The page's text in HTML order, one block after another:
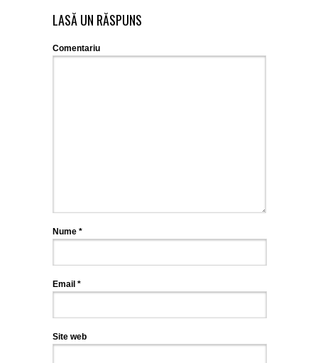
LASĂ UN RĂSPUNS
Comentariu
Nume *
Email *
Site web